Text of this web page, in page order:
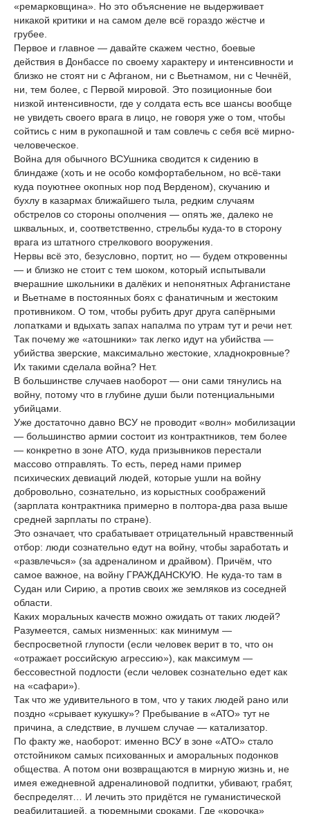
«ремарковщина». Но это объяснение не выдерживает
никакой критики и на самом деле всё гораздо жёстче и
грубее.
Первое и главное — давайте скажем честно, боевые
действия в Донбассе по своему характеру и интенсивности и
близко не стоят ни с Афганом, ни с Вьетнамом, ни с Чечнёй,
ни, тем более, с Первой мировой. Это позиционные бои
низкой интенсивности, где у солдата есть все шансы вообще
не увидеть своего врага в лицо, не говоря уже о том, чтобы
сойтись с ним в рукопашной и там совлечь с себя всё мирно-
человеческое.
Война для обычного ВСУшника сводится к сидению в
блиндаже (хоть и не особо комфортабельном, но всё-таки
куда поуютнее окопных нор под Верденом), скучанию и
бухлу в казармах ближайшего тыла, редким случаям
обстрелов со стороны ополчения — опять же, далеко не
шквальных, и, соответственно, стрельбы куда-то в сторону
врага из штатного стрелкового вооружения.
Нервы всё это, безусловно, портит, но — будем откровенны
— и близко не стоит с тем шоком, который испытывали
вчерашние школьники в далёких и непонятных Афганистане
и Вьетнаме в постоянных боях с фанатичным и жестоким
противником. О том, чтобы рубить друг друга сапёрными
лопатками и вдыхать запах напалма по утрам тут и речи нет.
Так почему же «атошники» так легко идут на убийства —
убийства зверские, максимально жестокие, хладнокровные?
Их такими сделала война? Нет.
В большинстве случаев наоборот — они сами тянулись на
войну, потому что в глубине души были потенциальными
убийцами.
Уже достаточно давно ВСУ не проводит «волн» мобилизации
— большинство армии состоит из контрактников, тем более
— конкретно в зоне АТО, куда призывников перестали
массово отправлять. То есть, перед нами пример
психических девиаций людей, которые ушли на войну
добровольно, сознательно, из корыстных соображений
(зарплата контрактника примерно в полтора-два раза выше
средней зарплаты по стране).
Это означает, что срабатывает отрицательный нравственный
отбор: люди сознательно едут на войну, чтобы заработать и
«развлечься» (за адреналином и драйвом). Причём, что
самое важное, на войну ГРАЖДАНСКУЮ. Не куда-то там в
Судан или Сирию, а против своих же земляков из соседней
области.
Каких моральных качеств можно ожидать от таких людей?
Разумеется, самых низменных: как минимум —
беспросветной глупости (если человек верит в то, что он
«отражает российскую агрессию»), как максимум —
бессовестной подлости (если человек сознательно едет как
на «сафари»).
Так что же удивительного в том, что у таких людей рано или
поздно «срывает кукушку»? Пребывание в «АТО» тут не
причина, а следствие, в лучшем случае — катализатор.
По факту же, наоборот: именно ВСУ в зоне «АТО» стало
отстойником самых психованных и аморальных подонков
общества. А потом они возвращаются в мирную жизнь и, не
имея ежедневной адреналиновой подпитки, убивают, грабят,
беспределят… И лечить это придётся не гуманистической
реабилитацией, а тюремными сроками. Где «корочка»